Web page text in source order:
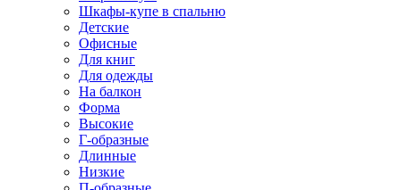
Шкафы-купе в спальню
Детские
Офисные
Для книг
Для одежды
На балкон
Форма
Высокие
Г-образные
Длинные
Низкие